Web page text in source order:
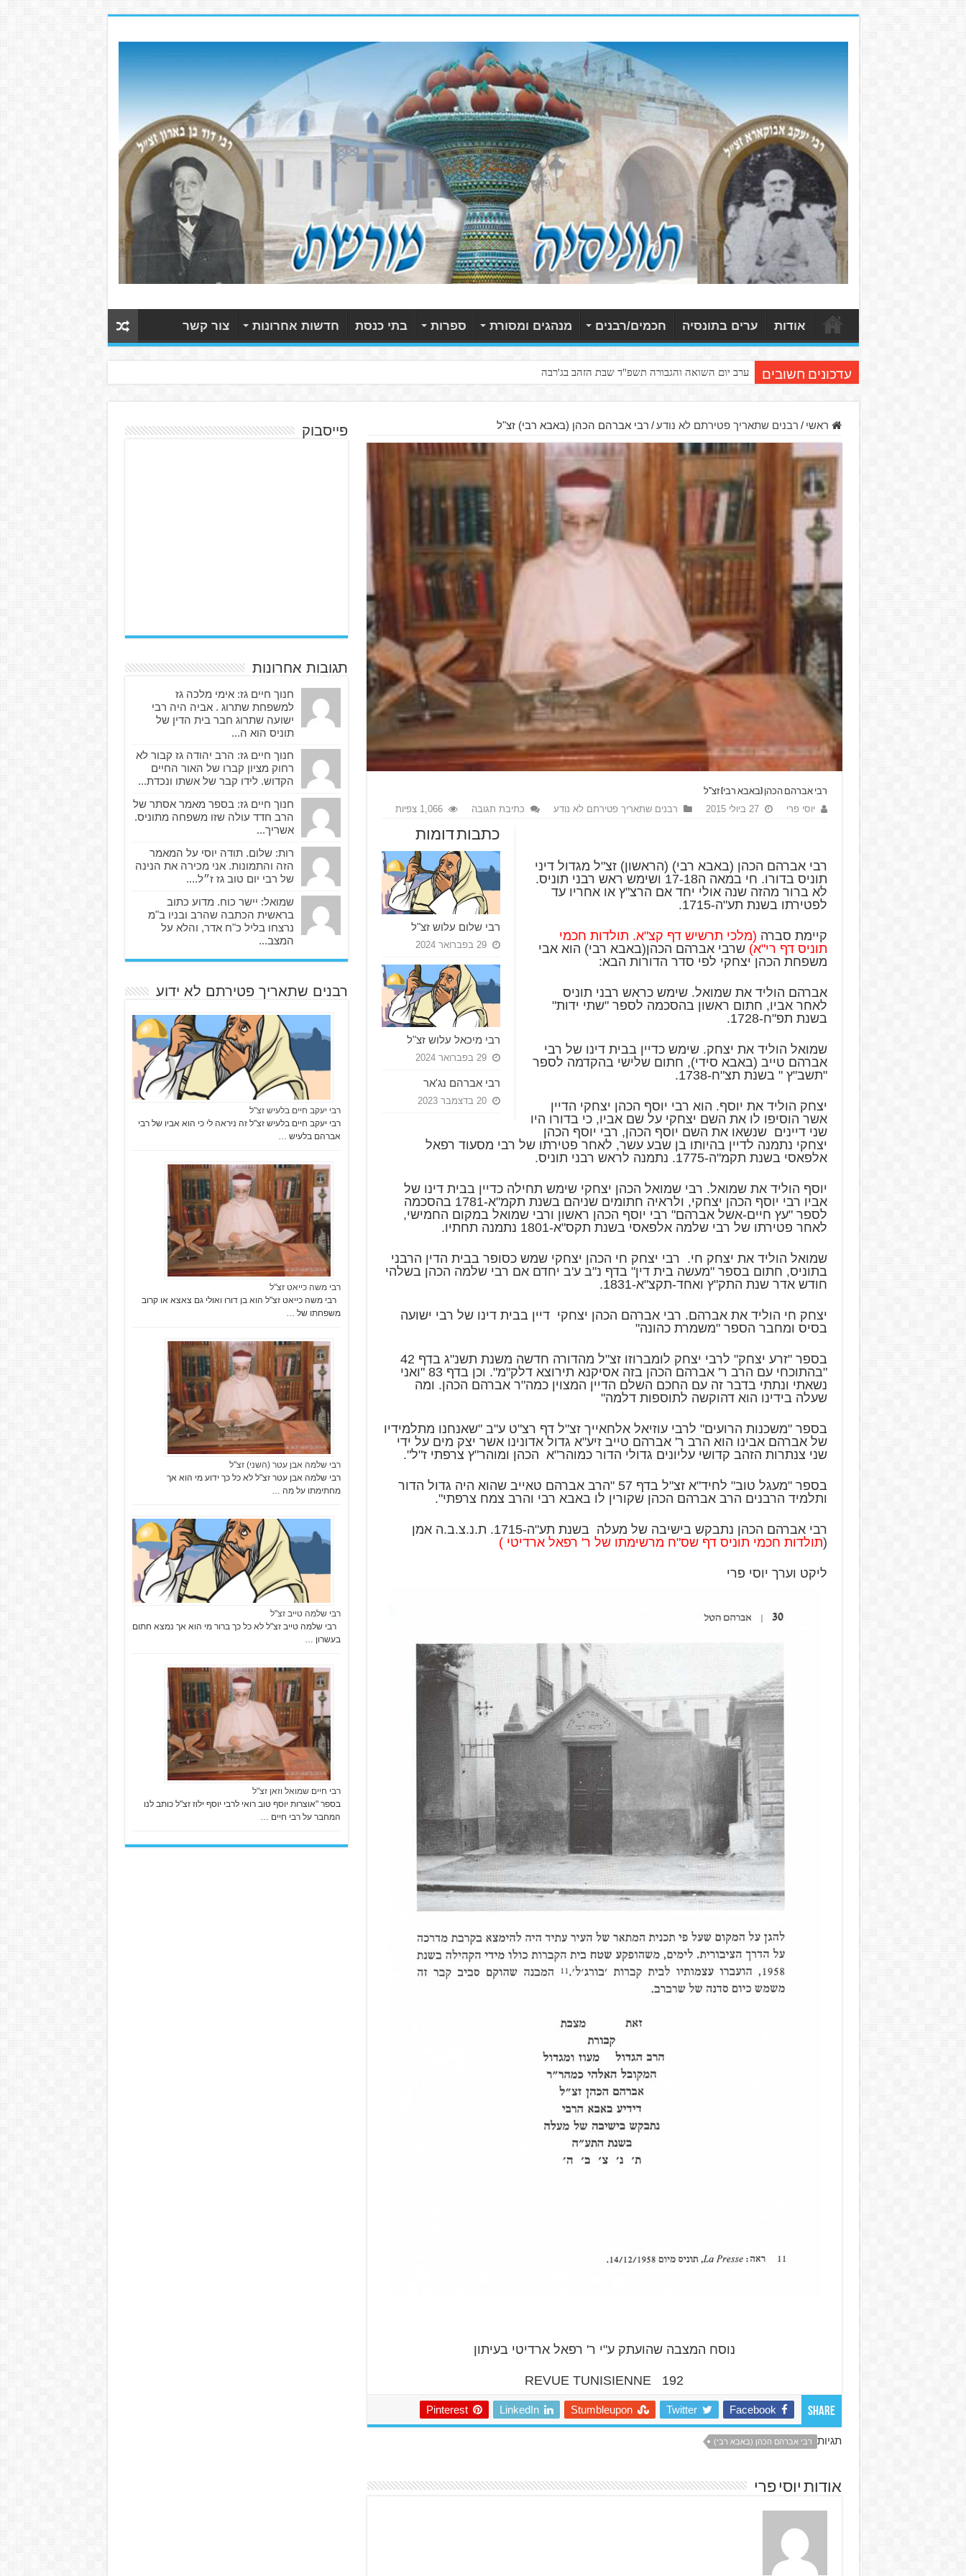
אודות ערים בתונסיה חכמים/רבנים מנהגים ומסורת ספרות בתי כנסת חדשות אחרונות צור קשר
עדכונים חשובים ערב יום השואה והגבורה תשפ"ד שבת הזהב בג'רבה
ראשי / רבנים שתאריך פטירתם לא נודע / רבי אברהם הכהן (באבא רבי) זצ"ל
רבי אברהם הכהן (באבא רבי) זצ"ל
יוסי פרי 27 ביולי 2015 רבנים שתאריך פטירתם לא נודע כתיבת תגובה 1,066 צפיות
כתבות דומות
רבי שלום עלוש זצ"ל
29 בפברואר 2024
רבי מיכאל עלוש זצ"ל
29 בפברואר 2024
רבי אברהם נג'אר
20 בדצמבר 2023
רבי אברהם הכהן (באבא רבי) (הראשון) זצ"ל מגדול דיני
תוניס בדורו. חי במאה ה17-18 ושימש ראש רבני תוניס.
לא ברור מהזה שנה אולי יחד אם הרצ"ץ או אחריו עד
לפטירתו בשנת תע"ה-1715.
קיימת סברה (מלכי תרשיש דף קצ"א. תולדות חכמי
תוניס דף רי"א) שרבי אברהם הכהן(באבא רבי) הוא אבי
משפחת הכהן יצחקי לפי סדר הדורות הבא:
אברהם הוליד את שמואל. שימש כראש רבני תוניס
לאחר אביו, חתום ראשון בהסכמה לספר "שתי ידות"
בשנת תפ"ח-1728.
שמואל הוליד את יצחק. שימש כדיין בבית דינו של רבי
אברהם טייב (באבא סידי), חתום שלישי בהקדמה לספר
"תשב"ץ " בשנת תצ"ח-1738.
יצחק הוליד את יוסף. הוא רבי יוסף הכהן יצחקי הדיין
אשר הוסיפו לו את השם יצחקי על שם אביו, כי בדורו היו
שני דיינים שנשאו את השם יוסף הכהן, רבי יוסף הכהן
יצחקי נתמנה לדיין בהיותו בן שבע עשר, לאחר פטירתו של רבי מסעוד רפאל
אלפאסי בשנת תקמ"ה-1775. נתמנה לראש רבני תוניס.
יוסף הוליד את שמואל. רבי שמואל הכהן יצחקי שימש תחילה כדיין בבית דינו של
אביו רבי יוסף הכהן יצחקי, ולראיה חתומים שניהם בשנת תקמ"א-1781 בהסכמה
לספר "עץ חיים-אשל אברהם" רבי יוסף הכהן ראשון ורבי שמואל במקום החמישי,
לאחר פטירתו של רבי שלמה אלפאסי בשנת תקס"א-1801 נתמנה תחתיו.
שמואל הוליד את יצחק חי. רבי יצחק חי הכהן יצחקי שמש כסופר בבית הדין הרבני
בתוניס, חתום בספר "מעשה בית דין" בדף נ"ב ע'ב יחדם אם רבי שלמה הכהן בשלהי
חודש אדר שנת התק"ץ ואחד-תקצ"א-1831.
יצחק חי הוליד את אברהם. רבי אברהם הכהן יצחקי דיין בבית דינו של רבי ישועה
בסיס ומחבר הספר "משמרת כהונה"
בספר "זרע יצחק" לרבי יצחק לומברוזו זצ"ל מהדורה חדשה משנת תשנ"ג בדף 42
"בהתוכחי עם הרב ר' אברהם הכהן בזה אסיקנא תירוצא דלק"מ". וכן בדף 83 "ואני
נשאתי ונתתי בדבר זה עם החכם השלם הדיין המצוין כמה"ר אברהם הכהן. ומה
שעלה בידינו הוא דהוקשה לתוספות דלמה"
בספר "משכנות הרועים" לרבי עוזיאל אלחאייך זצ"ל דף רצ"ט ע"ב "שאנחנו מתלמידיו
של אברהם אבינו הוא הרב ר' אברהם טייב זיע"א גדול אדונינו אשר יצק מים על ידי
שני צנתרות הזהב קדושי עליונים גדולי הדור כמוהר"א הכהן ומוהר"ץ צרפתי ז"ל".
בספר "מעגל טוב" לחיד"א זצ"ל בדף 57 "הרב אברהם טאייב שהוא היה גדול הדור
ותלמיד הרבנים הרב אברהם הכהן שקורין לו באבא רבי והרב צמח צרפתי".
רבי אברהם הכהן נתבקש בישיבה של מעלה בשנת תע"ה-1715. ת.נ.צ.ב.ה אמן
(תולדות חכמי תוניס דף שס"ח מרשימתו של ר' רפאל ארדיטי )
ליקט וערך יוסי פרי
נוסח המצבה שהועתק ע"י ר' רפאל ארדיטי בעיתון
REVUE TUNISIENNE 192
Share
Facebook
Twitter
Stumbleupon
LinkedIn
Pinterest
תגיות רבי אברהם הכהן (באבא רבי)
אודות יוסי פרי
פייסבוק
תגובות אחרונות
חנוך חיים גז: אימי מלכה גז
למשפחת שתרוג . אביה היה רבי
ישועה שתרוג חבר בית הדין של
תוניס הוא ה...
חנוך חיים גז: הרב יהודה גז קבור לא
רחוק מציון קברו של האור החיים
הקדוש. לידו קבר של אשתו ונכדת...
חנוך חיים גז: בספר מאמר אסתר של
הרב חדד עולה שזו משפחה מתוניס.
אשריך...
רות: שלום. תודה יוסי על המאמר
הזה והתמונות. אני מכירה את הנינה
של רבי יום טוב גז ז״ל....
שמואל: יישר כוח. מדוע כתוב
בראשית הכתבה שהרב ובניו ב"מ
נרצחו בליל כ"ח אדר, והלא על
המצב...
רבנים שתאריך פטירתם לא ידוע
רבי יעקב חיים בלעיש זצ"ל
רבי יעקב חיים בלעיש זצ"ל זה ניראה לי כי הוא אביו של רבי
אברהם בלעיש …
רבי משה כייאט זצ"ל
רבי משה כייאט זצ"ל הוא בן דורו ואולי גם צאצא או קרוב
משפחתו של …
רבי שלמה אבן עטר (השני) זצ"ל
רבי שלמה אבן עטר זצ"ל לא כל כך ידוע מי הוא אך
מחתימתו על מה …
רבי שלמה טייב זצ"ל
רבי שלמה טייב זצ"ל לא כל כך ברור מי הוא אך נמצא חתום
בעשרון …
רבי חיים שמואל וזאן זצ"ל
בספר "אוצרות יוסף טוב רואי לרבי יוסף ילוז זצ"ל כותב לנו
המחבר על רבי חיים …